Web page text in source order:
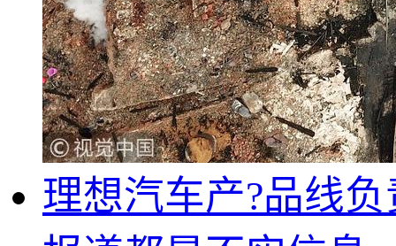
理想汽车产?品线